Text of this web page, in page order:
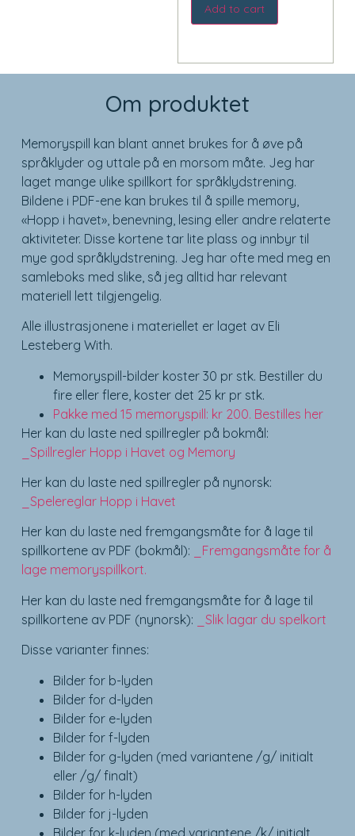
Add to cart
Om produktet
Memoryspill kan blant annet brukes for å øve på
språklyder og uttale på en morsom måte. Jeg har
laget mange ulike spillkort for språklydstrening.
Bildene i PDF-ene kan brukes til å spille memory,
«Hopp i havet», benevning, lesing eller andre relaterte
aktiviteter. Disse kortene tar lite plass og innbyr til
mye god språklydstrening. Jeg har ofte med meg en
samleboks med slike, så jeg alltid har relevant
materiell lett tilgjengelig.
Alle illustrasjonene i materiellet er laget av Eli
Lesteberg With.
Memoryspill-bilder koster 30 pr stk. Bestiller du
fire eller flere, koster det 25 kr pr stk.
Pakke med 15 memoryspill: kr 200. Bestilles her
Her kan du laste ned spillregler på bokmål:
_Spillregler Hopp i Havet og Memory
Her kan du laste ned spillregler på nynorsk:
_Spelereglar Hopp i Havet
Her kan du laste ned fremgangsmåte for å lage til
spillkortene av PDF (bokmål):
_Fremgangsmåte for å
lage memoryspillkort.
Her kan du laste ned fremgangsmåte for å lage til
spillkortene av PDF (nynorsk):
_Slik lagar du spelkort
Disse varianter finnes:
Bilder for b-lyden
Bilder for d-lyden
Bilder for e-lyden
Bilder for f-lyden
Bilder for g-lyden (med variantene /g/ initialt
eller /g/ finalt)
Bilder for h-lyden
Bilder for j-lyden
Bilder for k-lyden (med variantene /k/ initialt